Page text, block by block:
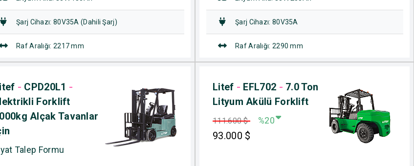
Şarj Cihazı: 80V35A (Dahili Şarj)
Raf Aralığı: 2217 mm
Şarj Cihazı: 80V35A
Raf Aralığı: 2290 mm
- CPD20L1 -
Forklift
Alçak Tavanlar
Talep Formu
Litef - EFL702 - 7.0 Ton
Lityum Akülü Forklift
111.600 $ %20
93.000 $